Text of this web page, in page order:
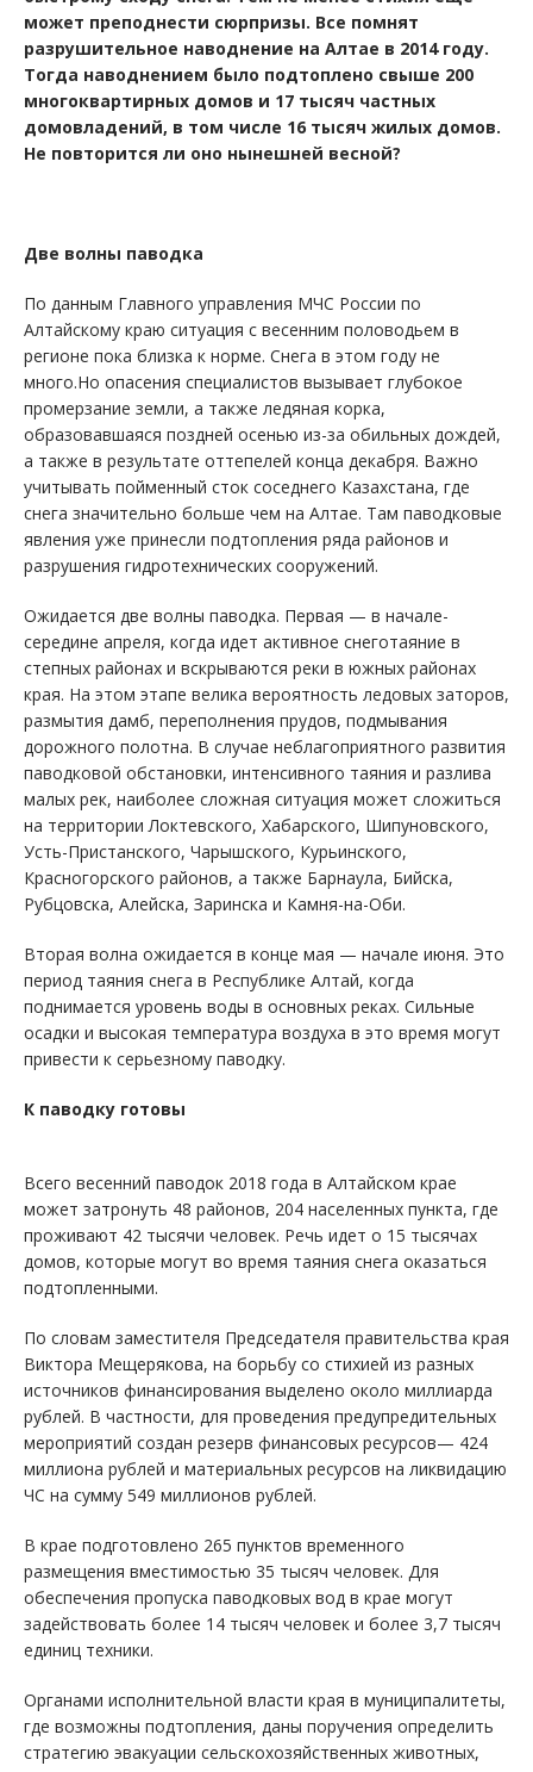
может преподнести сюрпризы. Все помнят
разрушительное наводнение на Алтае в 2014 году.
Тогда наводнением было подтоплено свыше 200
многоквартирных домов и 17 тысяч частных
домовладений, в том числе 16 тысяч жилых домов.
Не повторится ли оно нынешней весной?
Две волны паводка
По данным Главного управления МЧС России по
Алтайскому краю ситуация с весенним половодьем в
регионе пока близка к норме. Снега в этом году не
много.Но опасения специалистов вызывает глубокое
промерзание земли, а также ледяная корка,
образовавшаяся поздней осенью из-за обильных дождей,
а также в результате оттепелей конца декабря. Важно
учитывать пойменный сток соседнего Казахстана, где
снега значительно больше чем на Алтае. Там паводковые
явления уже принесли подтопления ряда районов и
разрушения гидротехнических сооружений.
Ожидается две волны паводка. Первая — в начале-
середине апреля, когда идет активное снеготаяние в
степных районах и вскрываются реки в южных районах
края. На этом этапе велика вероятность ледовых заторов,
размытия дамб, переполнения прудов, подмывания
дорожного полотна. В случае неблагоприятного развития
паводковой обстановки, интенсивного таяния и разлива
малых рек, наиболее сложная ситуация может сложиться
на территории Локтевского, Хабарского, Шипуновского,
Усть-Пристанского, Чарышского, Курьинского,
Красногорского районов, а также Барнаула, Бийска,
Рубцовска, Алейска, Заринска и Камня-на-Оби.
Вторая волна ожидается в конце мая — начале июня. Это
период таяния снега в Республике Алтай, когда
поднимается уровень воды в основных реках. Сильные
осадки и высокая температура воздуха в это время могут
привести к серьезному паводку.
К паводку готовы
Всего весенний паводок 2018 года в Алтайском крае
может затронуть 48 районов, 204 населенных пункта, где
проживают 42 тысячи человек. Речь идет о 15 тысячах
домов, которые могут во время таяния снега оказаться
подтопленными.
По словам заместителя Председателя правительства края
Виктора Мещерякова, на борьбу со стихией из разных
источников финансирования выделено около миллиарда
рублей. В частности, для проведения предупредительных
мероприятий создан резерв финансовых ресурсов— 424
миллиона рублей и материальных ресурсов на ликвидацию
ЧС на сумму 549 миллионов рублей.
В крае подготовлено 265 пунктов временного
размещения вместимостью 35 тысяч человек. Для
обеспечения пропуска паводковых вод в крае могут
задействовать более 14 тысяч человек и более 3,7 тысяч
единиц техники.
Органами исполнительной власти края в муниципалитеты,
где возможны подтопления, даны поручения определить
стратегию эвакуации сельскохозяйственных животных,